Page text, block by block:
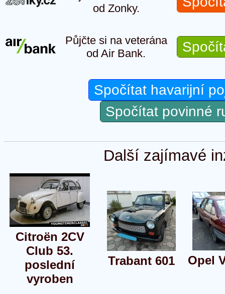
od Zonky.
Půjčte si na veterána
od Air Bank.
Spočítat havarijní
Spočítat povinné
Další zajímavé
Citroën 2CV
Club 53.
poslední
vyroben
Trabant 601 Opel